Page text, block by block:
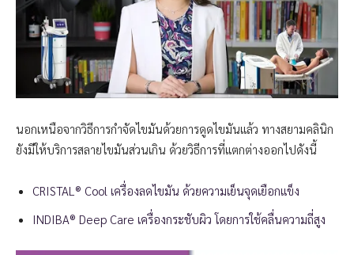
นอกเหนือจากวิธีการกำจัดไขมันด้วยการดูดไขมันแล้ว ทางสยามคลินิก
ยังมีให้บริการสลายไขมันส่วนเกิน ด้วยวิธีการที่แตกต่างออกไปดังนี้
CRISTAL® Cool เครื่องลดไขมัน ด้วยความเย็นจุดเยือกแข็ง
INDIBA® Deep Care เครื่องกระชับผิว โดยการใช้คลื่นความถี่สูง